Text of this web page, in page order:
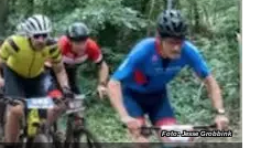
Jesse Grobbink